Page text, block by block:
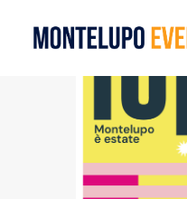
MONTELUPO SPORT DAYS 2026
ESTATE A MONTELUPO
VISIT MONTELUPO